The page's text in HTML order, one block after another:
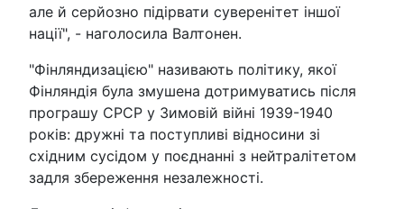
але й серйозно підірвати суверенітет іншої
нації", - наголосила Валтонен.
"Фінляндизацією" називають політику, якої
Фінляндія була змушена дотримуватись після
програшу СРСР у Зимовій війні 1939-1940
років: дружні та поступливі відносини зі
східним сусідом у поєднанні з нейтралітетом
задля збереження незалежності.